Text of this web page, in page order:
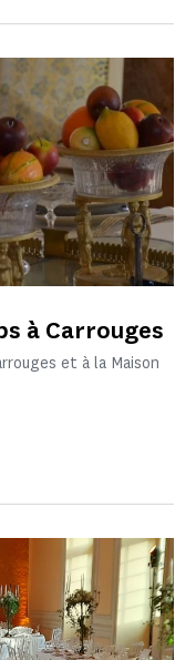
à Carrouges
et à la Maison